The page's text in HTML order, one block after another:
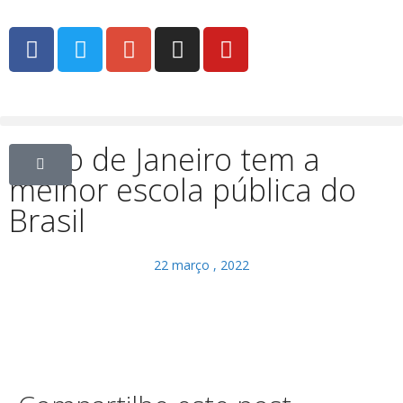
O Rio de Janeiro tem a
melhor escola pública do
Brasil
22 março , 2022